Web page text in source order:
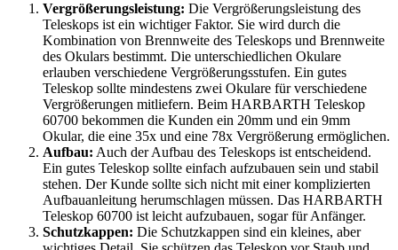
Vergrößerungsleistung: Die Vergrößerungsleistung des
Teleskops ist ein wichtiger Faktor. Sie wird durch die
Kombination von Brennweite des Teleskops und Brennweite
des Okulars bestimmt. Die unterschiedlichen Okulare
erlauben verschiedene Vergrößerungsstufen. Ein gutes
Teleskop sollte mindestens zwei Okulare für verschiedene
Vergrößerungen mitliefern. Beim HARBARTH Teleskop
60700 bekommen die Kunden ein 20mm und ein 9mm
Okular, die eine 35x und eine 78x Vergrößerung ermöglichen.
Aufbau: Auch der Aufbau des Teleskops ist entscheidend.
Ein gutes Teleskop sollte einfach aufzubauen sein und stabil
stehen. Der Kunde sollte sich nicht mit einer komplizierten
Aufbauanleitung herumschlagen müssen. Das HARBARTH
Teleskop 60700 ist leicht aufzubauen, sogar für Anfänger.
Schutzkappen: Die Schutzkappen sind ein kleines, aber